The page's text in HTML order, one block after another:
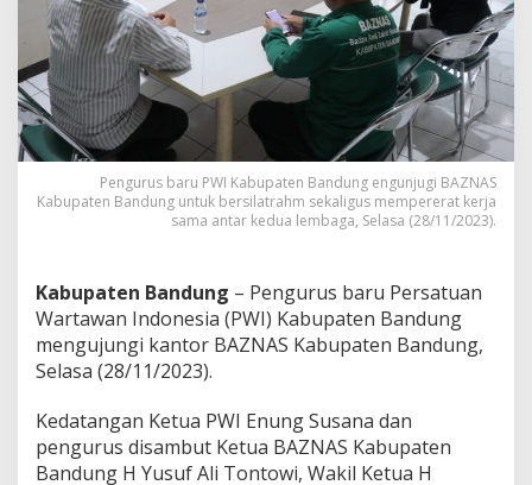
n
u
r
u
P
W
I
S
a
n
g
A
Z
N
A
Pengurus baru PWI Kabupaten Bandung engunjugi BAZNAS
Kabupaten Bandung untuk bersilatrahm sekaligus mempererat kerja
sama antar kedua lembaga, Selasa (28/11/2023).
Kabupaten Bandung – Pengurus baru Persatuan
Wartawan Indonesia (PWI) Kabupaten Bandung
mengujungi kantor BAZNAS Kabupaten Bandung,
Selasa (28/11/2023).
Kedatangan Ketua PWI Enung Susana dan
pengurus disambut Ketua BAZNAS Kabupaten
Bandung H Yusuf Ali Tontowi, Wakil Ketua H